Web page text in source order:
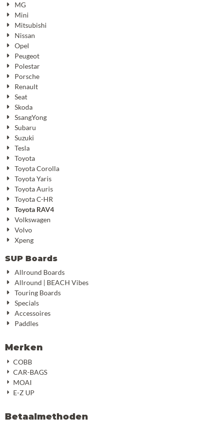
MG
Mini
Mitsubishi
Nissan
Opel
Peugeot
Polestar
Porsche
Renault
Seat
Skoda
SsangYong
Subaru
Suzuki
Tesla
Toyota
Toyota Corolla
Toyota Yaris
Toyota Auris
Toyota C-HR
Toyota RAV4
Volkswagen
Volvo
Xpeng
SUP Boards
Allround Boards
Allround | BEACH Vibes
Touring Boards
Specials
Accessoires
Paddles
Merken
COBB
CAR-BAGS
MOAI
E-Z UP
Betaalmethoden